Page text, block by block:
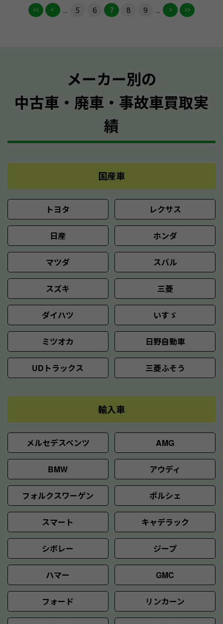
... 5 6 7 8 9 ...
メーカー別の
中古車・廃車・事故車買取実
績
国産車
トヨタ レクサス
日産 ホンダ
マツダ スバル
スズキ 三菱
ダイハツ いすゞ
ミツオカ 日野自動車
UDトラックス 三菱ふそう
輸入車
メルセデスベンツ AMG
BMW アウディ
フォルクスワーゲン ポルシェ
スマート キャデラック
シボレー ジープ
ハマー GMC
フォード リンカーン